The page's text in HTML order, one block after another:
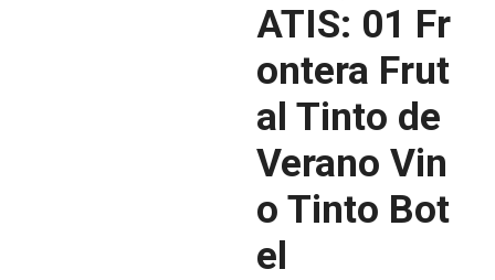
ATIS: 01 Fr
ontera Frut
al Tinto de
Verano Vin
o Tinto Bot
el